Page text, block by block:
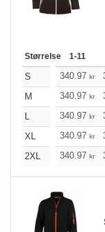
Størrelse 1-11
S 340.97 kr
M
340.97 kr
L
340.97 kr
XL
340.97 kr
2XL
340.97 kr